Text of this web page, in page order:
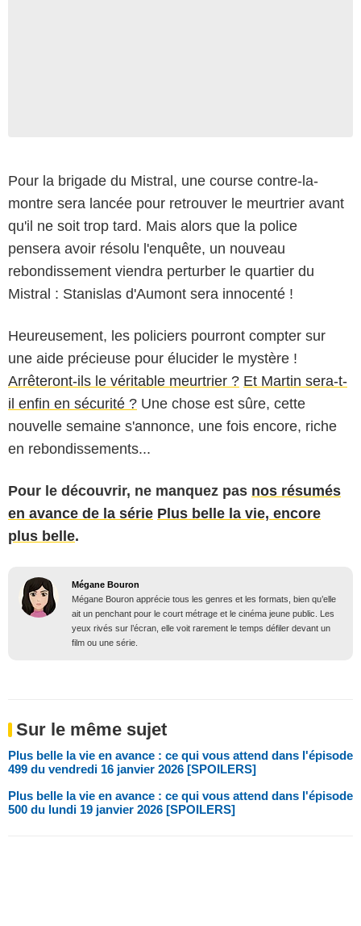
Pour la brigade du Mistral, une course contre-la-
montre sera lancée pour retrouver le meurtrier avant
qu'il ne soit trop tard. Mais alors que la police
pensera avoir résolu l'enquête, un nouveau
rebondissement viendra perturber le quartier du
Mistral : Stanislas d'Aumont sera innocenté !
Heureusement, les policiers pourront compter sur
une aide précieuse pour élucider le mystère !
Arrêteront-ils le véritable meurtrier ? Et Martin sera-t-
il enfin en sécurité ? Une chose est sûre, cette
nouvelle semaine s'annonce, une fois encore, riche
en rebondissements...
Pour le découvrir, ne manquez pas nos résumés
en avance de la série Plus belle la vie, encore
plus belle.
Mégane Bouron
Mégane Bouron apprécie tous les genres et les formats, bien qu’elle
ait un penchant pour le court métrage et le cinéma jeune public. Les
yeux rivés sur l’écran, elle voit rarement le temps défiler devant un
film ou une série.
Sur le même sujet
Plus belle la vie en avance : ce qui vous attend dans l'épisode
499 du vendredi 16 janvier 2026 [SPOILERS]
Plus belle la vie en avance : ce qui vous attend dans l'épisode
500 du lundi 19 janvier 2026 [SPOILERS]